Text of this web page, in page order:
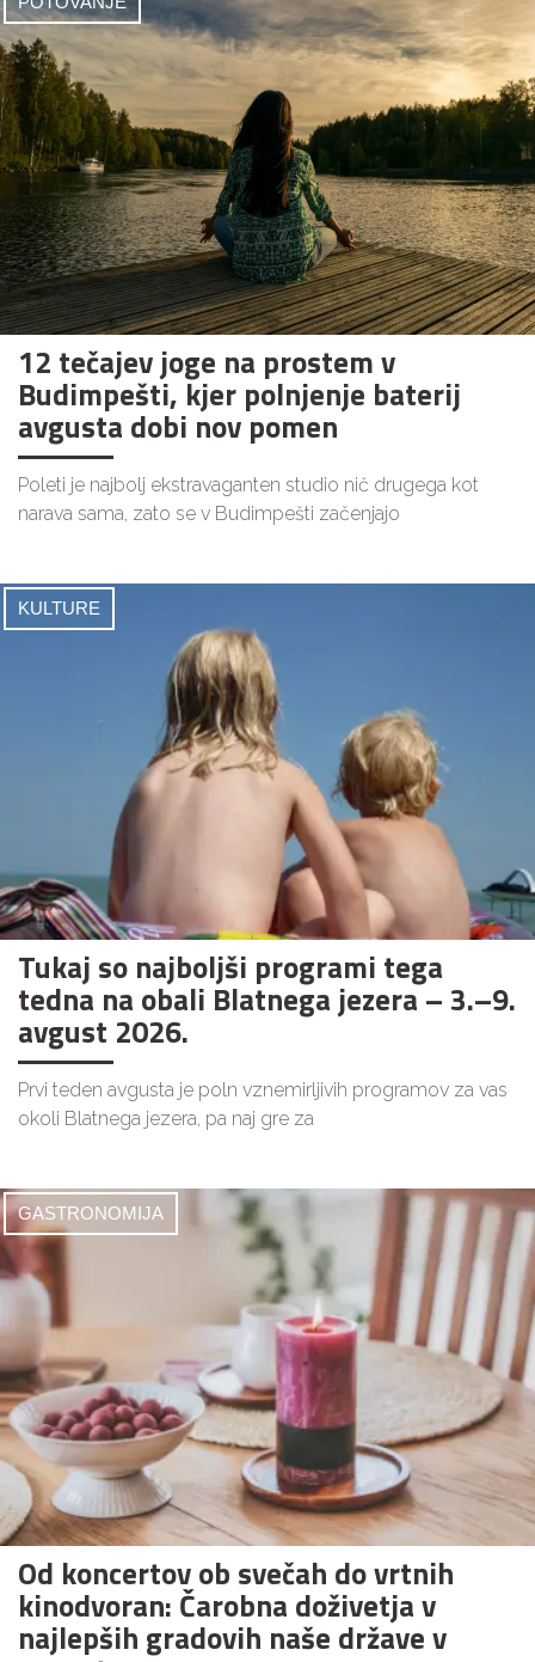
12 tečajev joge na prostem v
Budimpešti, kjer polnjenje baterij
avgusta dobi nov pomen
Poleti je najbolj ekstravaganten studio nič drugega kot
narava sama, zato se v Budimpešti začenjajo
KULTURE
Tukaj so najboljši programi tega
tedna na obali Blatnega jezera – 3.–9.
avgust 2026.
Prvi teden avgusta je poln vznemirljivih programov za vas
okoli Blatnega jezera, pa naj gre za
GASTRONOMIJA
Od koncertov ob svečah do vrtnih
kinodvoran: Čarobna doživetja v
najlepših gradovih naše države v